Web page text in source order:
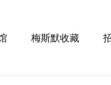
梅斯默收藏